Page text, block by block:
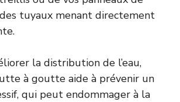
tuyaux menant directement
la distribution de l’eau,
à goutte aide à prévenir un
qui peut endommager à la